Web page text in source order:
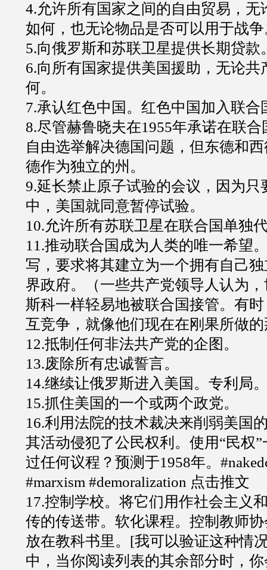
4.允许所有国家之间的自由贸易，无
如何，也无论物品是否可以用于战
5.向俄罗斯和苏联卫星提供长期贷款
6.向所有国家提供美国援助，无论共
何。
7.承认红色中国。红色中国加入联合
8.尽管赫鲁晓夫在1955年承诺在联
自由选举解决德国问题，但东德和
德作为独立的州。
9.延长禁止原子试验的会议，因为只
中，美国就同意暂停试验。
10.允许所有苏联卫星在联合国单独
11.推动联合国成为人类的唯一希望
写，要求将其建立为一个拥有自己
界政府。（一些共产党领导人认为
斯科一样轻易地被联合国接管。有
互竞争，就像他们现在在刚果所做
12.抵制任何非法共产党的企图。
13.废除所有忠诚誓言。
14.继续让俄罗斯进入美国。专利局
15.抓住美国的一个或两个政党。
16.利用法院的技术裁决来削弱美国
其活动侵犯了公民权利。使用“民权
过任何议程？预测于1958年。
#marxism #demoralization 点击推文
17.控制学校。将它们用作社会主义
传的传送带。软化课程。控制教师
放在教科书里。[我可以验证这种情
中，当你阅读列表的其余部分时，